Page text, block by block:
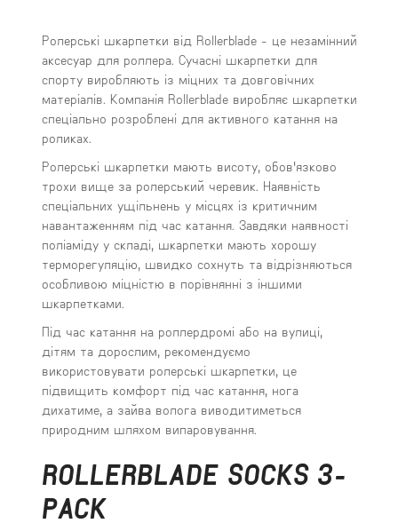
Ролерські шкарпетки від Rollerblade - це незамінний
аксесуар для роллера. Сучасні шкарпетки для
спорту виробляють із міцних та довговічних
матеріалів. Компанія Rollerblade виробляє шкарпетки
спеціально розроблені для активного катання на
роликах.
Ролерські шкарпетки мають висоту, обов'язково
трохи вище за ролерський черевик. Наявність
спеціальних ущільнень у місцях із критичним
навантаженням під час катання. Завдяки наявності
поліаміду у складі, шкарпетки мають хорошу
терморегуляцію, швидко сохнуть та відрізняються
особливою міцністю в порівнянні з іншими
шкарпетками.
Під час катання на роллердромі або на вулиці,
дітям та дорослим, рекомендуємо
використовувати ролерські шкарпетки, це
підвищить комфорт під час катання, нога
дихатиме, а зайва волога виводитиметься
природним шляхом випаровування.
ROLLERBLADE SOCKS 3-
PACK